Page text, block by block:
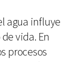
agua influye
vida. En
procesos